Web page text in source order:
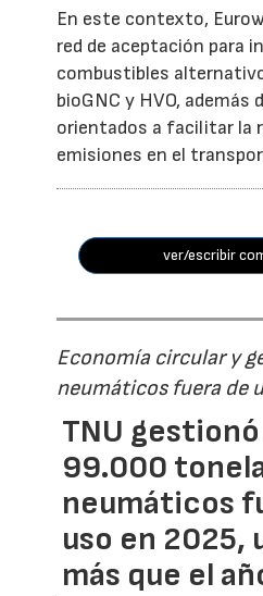
En este contexto,
red de aceptación para
combustibles
bioGNC y HVO, además
orientados a facilitar la
emisiones en el
ver/escribir
Economía circular y
neumáticos fuera de
TNU
99.000
neumáticos
uso en 2025,
más que el